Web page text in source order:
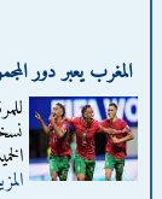
المغرب يعبر دور